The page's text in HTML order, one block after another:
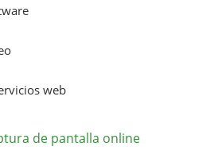
web
de pantalla online